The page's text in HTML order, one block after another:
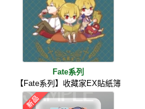
Fate系列
【Fate系列】收藏家EX貼紙簿